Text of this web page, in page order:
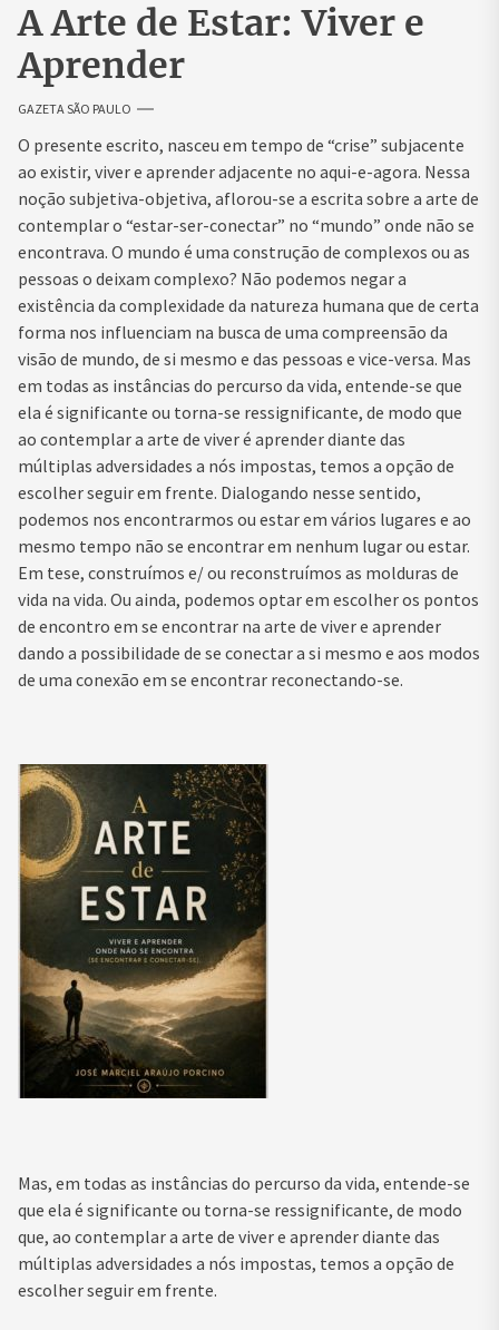
A Arte de Estar: Viver e
Aprender
GAZETA SÃO PAULO
O presente escrito, nasceu em tempo de “crise” subjacente
ao existir, viver e aprender adjacente no aqui-e-agora. Nessa
noção subjetiva-objetiva, aflorou-se a escrita sobre a arte de
contemplar o “estar-ser-conectar” no “mundo” onde não se
encontrava. O mundo é uma construção de complexos ou as
pessoas o deixam complexo? Não podemos negar a
existência da complexidade da natureza humana que de certa
forma nos influenciam na busca de uma compreensão da
visão de mundo, de si mesmo e das pessoas e vice-versa. Mas
em todas as instâncias do percurso da vida, entende-se que
ela é significante ou torna-se ressignificante, de modo que
ao contemplar a arte de viver é aprender diante das
múltiplas adversidades a nós impostas, temos a opção de
escolher seguir em frente. Dialogando nesse sentido,
podemos nos encontrarmos ou estar em vários lugares e ao
mesmo tempo não se encontrar em nenhum lugar ou estar.
Em tese, construímos e/ ou reconstruímos as molduras de
vida na vida. Ou ainda, podemos optar em escolher os pontos
de encontro em se encontrar na arte de viver e aprender
dando a possibilidade de se conectar a si mesmo e aos modos
de uma conexão em se encontrar reconectando-se.
Mas, em todas as instâncias do percurso da vida, entende-se
que ela é significante ou torna-se ressignificante, de modo
que, ao contemplar a arte de viver e aprender diante das
múltiplas adversidades a nós impostas, temos a opção de
escolher seguir em frente.